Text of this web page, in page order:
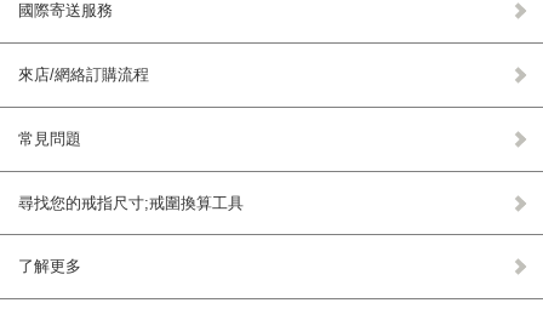
國際寄送服務
來店/網絡訂購流程
常見問題
尋找您的戒指尺寸;戒圍換算工具
了解更多